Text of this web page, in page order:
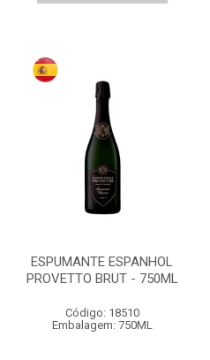
ESPUMANTE ESPANHOL
PROVETTO BRUT - 750ML
Código: 18510
Embalagem: 750ML